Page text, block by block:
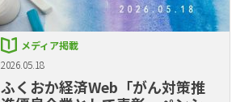
メディア掲載
2026.05.18
ふくおか経済Web「がん対策推